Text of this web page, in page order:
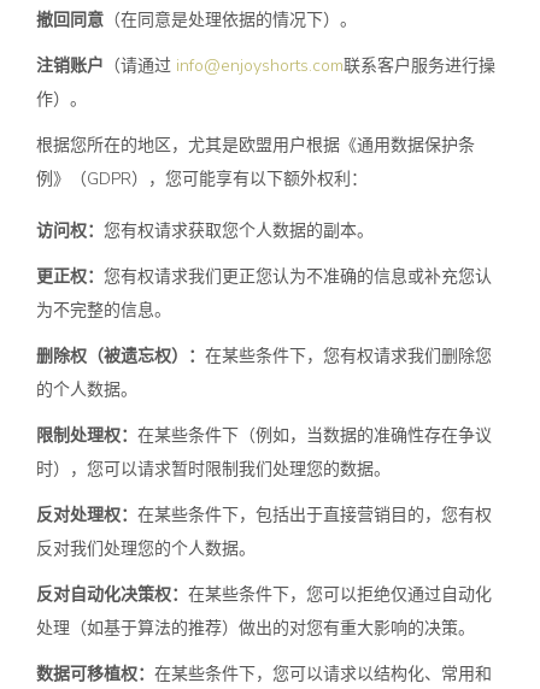
撤回同意 （在同意是处理依据的情况下）。
注销账户 （请通过 info@enjoyshorts.com联系客户服务进行操
作）。
根据您所在的地区，尤其是欧盟用户根据《通用数据保护条
例》（GDPR），您可能享有以下额外权利：
访问权： 您有权请求获取您个人数据的副本。
更正权： 您有权请求我们更正您认为不准确的信息或补充您认
为不完整的信息。
删除权（被遗忘权）： 在某些条件下，您有权请求我们删除您
的个人数据。
限制处理权： 在某些条件下（例如，当数据的准确性存在争议
时），您可以请求暂时限制我们处理您的数据。
反对处理权： 在某些条件下，包括出于直接营销目的，您有权
反对我们处理您的个人数据。
反对自动化决策权： 在某些条件下，您可以拒绝仅通过自动化
处理（如基于算法的推荐）做出的对您有重大影响的决策。
数据可移植权： 在某些条件下，您可以请求以结构化、常用和